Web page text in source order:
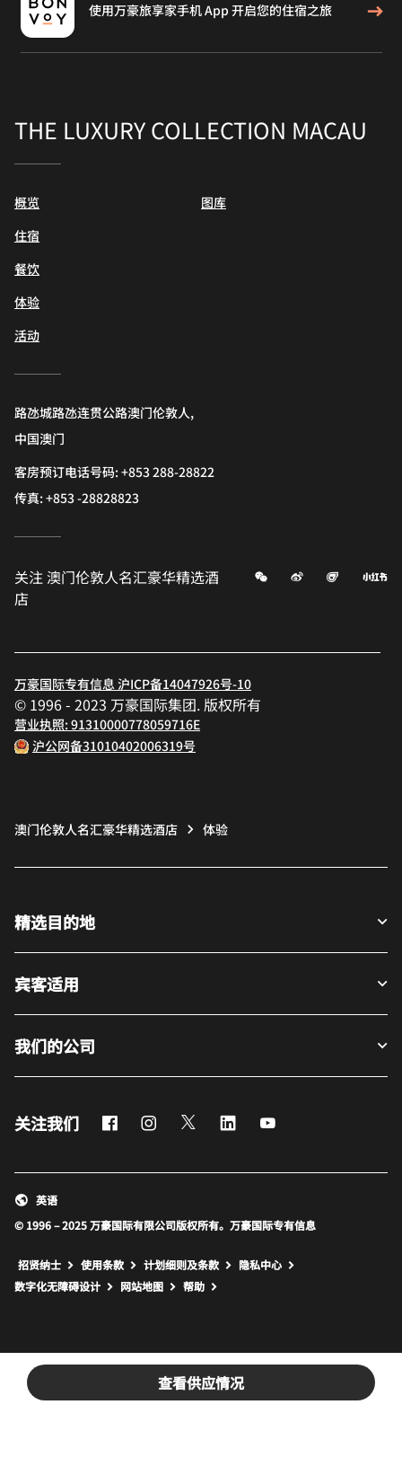
查看供应情况
使用万豪旅享家手机 App 开启您的住宿之旅
THE LUXURY COLLECTION MACAU
概览
住宿
餐饮
体验
活动
图库
路氹城路氹连贯公路澳门伦敦人,
中国澳门
客房预订电话号码: +853 288-28822
传真:+853 -28828823
关注 澳门伦敦人名汇豪华精选酒
店
微信 微博 飞猪
万豪国际专有信息 沪ICP备14047926号-10
© 1996 - 2023 万豪国际集团. 版权所有
营业执照: 91310000778059716E
沪公网备31010402006319号
澳门伦敦人名汇豪华精选酒店 体验
精选目的地
宾客适用
我们的公司
关注我们 FacebookInstagram
Twitter LinkedIn
© 1996 – 2025 万豪国际有限公司版权所有。万豪国际专有信息
英语
招贤纳士 使用条款 计划细则及条款
隐私中心
数字化无障碍设计
网站地图 打开新窗口
帮助